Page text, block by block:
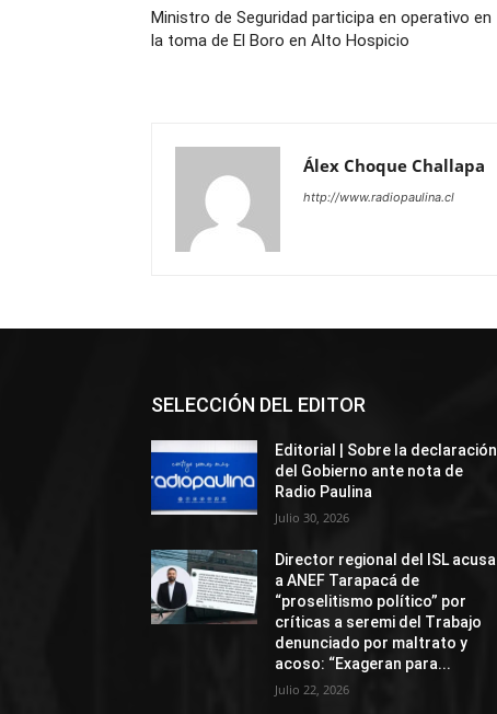
Ministro de Seguridad participa en operativo en
la toma de El Boro en Alto Hospicio
Álex Choque Challapa
http://www.radiopaulina.cl
SELECCIÓN DEL EDITOR
Editorial | Sobre la declaración
del Gobierno ante nota de
Radio Paulina
Julio 30, 2026
Director regional del ISL acusa
a ANEF Tarapacá de
“proselitismo político” por
críticas a seremi del Trabajo
denunciado por maltrato y
acoso: “Exageran para...
Julio 22, 2026